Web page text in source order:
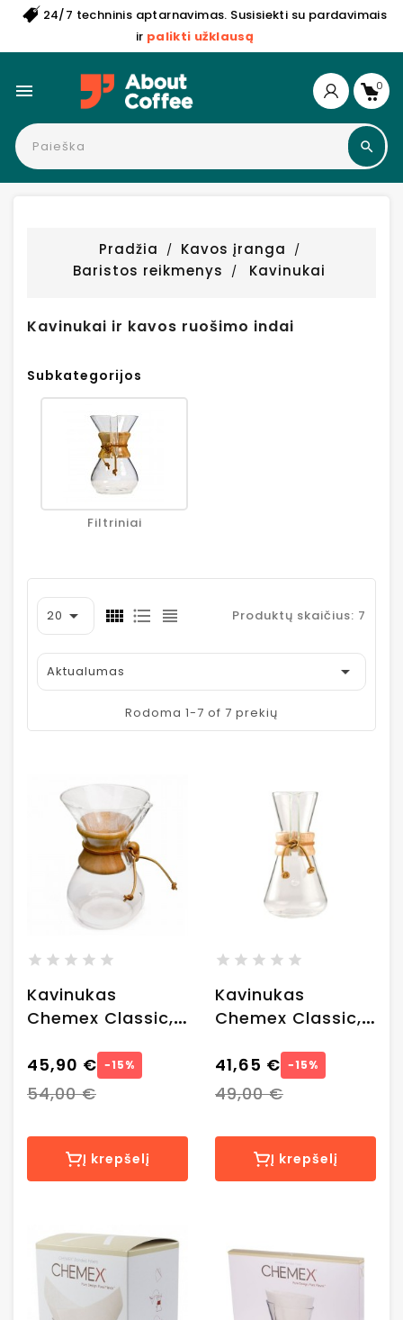
24/7 techninis aptarnavimas. Susisiekti su pardavimais
ir palikti užklausą
 0
Pradžia
Kavos įranga
Baristos reikmenys
Kavinukai
Kavinukai ir kavos ruošimo indai
Subkategorijos
Filtriniai
20  Produktų skaičius: 7
Aktualumas 
Rodoma 1-7 of 7 prekių
Kavinukas
Chemex Classic,
45,90 € −15%
54,00 €
Į krepšelį
Kavinukas
Chemex Classic,
41,65 € −15%
49,00 €
Į krepšelį